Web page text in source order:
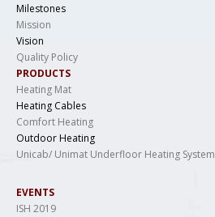
Milestones
Mission
Vision
Quality Policy
PRODUCTS
Heating Mat
Heating Cables
Comfort Heating
Outdoor Heating
Unicab/ Unimat Underfloor Heating System
EVENTS
ISH 2019